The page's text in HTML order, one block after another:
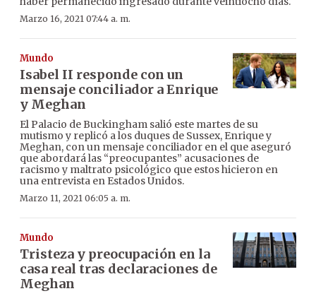
Marzo 16, 2021 07:44 a. m.
Mundo
Isabel II responde con un
mensaje conciliador a Enrique
y Meghan
El Palacio de Buckingham salió este martes de su
mutismo y replicó a los duques de Sussex, Enrique y
Meghan, con un mensaje conciliador en el que aseguró
que abordará las “preocupantes” acusaciones de
racismo y maltrato psicológico que estos hicieron en
una entrevista en Estados Unidos.
Marzo 11, 2021 06:05 a. m.
Mundo
Tristeza y preocupación en la
casa real tras declaraciones de
Meghan